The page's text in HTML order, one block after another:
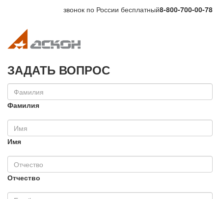
звонок по России бесплатный8-800-700-00-78
ЗАДАТЬ ВОПРОС
Фамилия
Имя
Отчество